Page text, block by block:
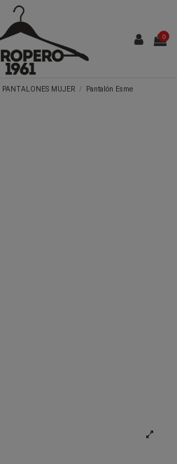
0
PANTALONES MUJER Pantalón Esme